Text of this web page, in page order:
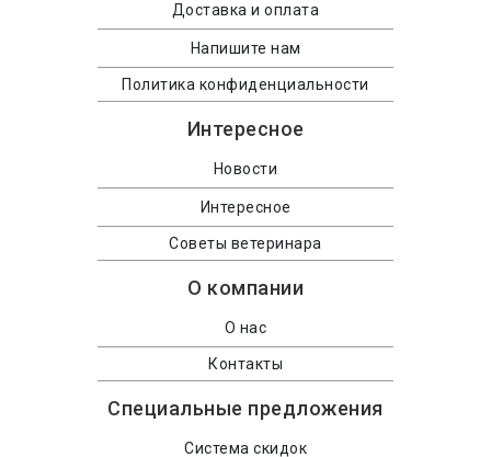
Доставка и оплата
Напишите нам
Политика конфиденциальности
Интересное
Новости
Интересное
Советы ветеринара
О компании
О нас
Контакты
Специальные предложения
Система скидок